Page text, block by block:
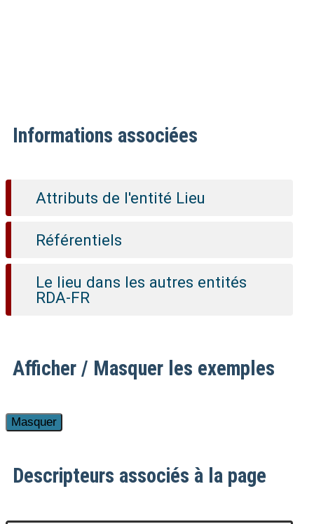
Informations associées
Attributs de l'entité Lieu
Référentiels
Le lieu dans les autres entités
RDA-FR
Afficher / Masquer les exemples
Descripteurs associés à la page